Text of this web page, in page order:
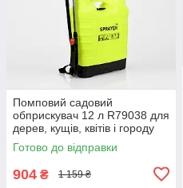
Помповий садовий
обприскувач 12 л R79038 для
дерев, кущів, квітів і городу
33×44 см
Готово до відправки
904 ₴ 1 159 ₴